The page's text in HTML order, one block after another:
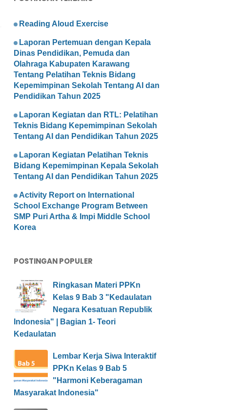
Reading Aloud Exercise
Laporan Pertemuan dengan Kepala
Dinas Pendidikan, Pemuda dan
Olahraga Kabupaten Karawang
Tentang Pelatihan Teknis Bidang
Kepemimpinan Sekolah Tentang AI dan
Pendidikan Tahun 2025
Laporan Kegiatan dan RTL: Pelatihan
Teknis Bidang Kepemimpinan Sekolah
Tentang AI dan Pendidikan Tahun 2025
Laporan Kegiatan Pelatihan Teknis
Bidang Kepemimpinan Kepala Sekolah
Tentang AI dan Pendidikan Tahun 2025
Activity Report on International
School Exchange Program Between
SMP Puri Artha & Impi Middle School
Korea
POSTINGAN POPULER
Ringkasan Materi PPKn
Kelas 9 Bab 3 "Kedaulatan
Negara Kesatuan Republik
Indonesia" | Bagian 1- Teori
Kedaulatan
Lembar Kerja Siwa Interaktif
PPKn Kelas 9 Bab 5
"Harmoni Keberagaman
Masyarakat Indonesia"